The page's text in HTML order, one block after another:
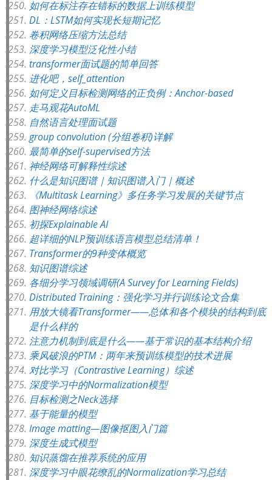
如何在标注存在错标的数据上训练模型
DL：LSTM如何实现长短期记忆
卷积网络压缩方法总结
深度学习模型泛化性小结
transformer面试题的简单回答
进化吧，self_attention
如何定义目标检测网络的正负例：Anchor-based
走马观花AutoML
自然语言处理面试题
group convolution (分组卷积)详解
最简单的self-supervised方法
神经网络可解释性综述
什么是知识图谱｜知识图谱入门｜概述
《Multitask Learning》多任务学习发展的关键节点
图神经网络综述
初探Explainable AI
超详细的NLP预训练语言模型总结清单！
Transformer的9种变体概览
知识图谱综述
各细分学习领域调研(A Survey for Learning Fields)
Distributed Training：强化学习并行训练论文合集
用放大镜看Transformer——总体和各个模块的结构到底
是什么样的
注意力机制到底是什么——基于常识的基本结构介绍
乘风破浪的PTM：两年来预训练模型的技术进展
对比学习（Contrastive Learning）综述
深度学习中的Normalization模型
目标检测之Neck选择
基于能量的模型
Image matting—图像抠图入门篇
深度生成式模型
知识蒸馏在推荐系统的应用
深度学习中眼花缭乱的Normalization学习总结